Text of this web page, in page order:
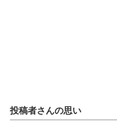
投稿者さんの思い